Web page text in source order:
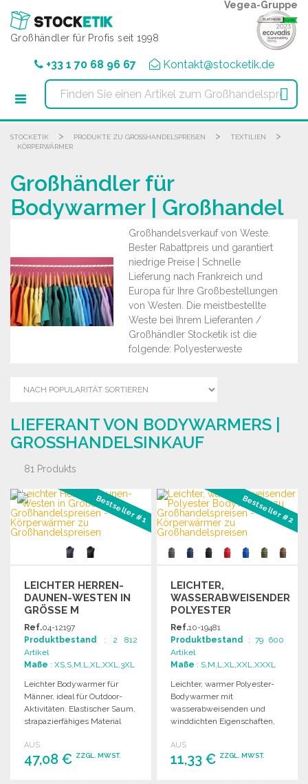
Großhändler für Profis seit 1998
Vegea-Gruppe
+33 1 70 68 96 67 Kontakt@stocketik.de

STOCKETIK > PRODUKTE ZU GROSSHANDELSPREISEN > TEXTILIEN >
KÖRPERWÄRMER
Großhändler für
Bodywarmer | Großhandel
Großhandelsverkauf von Weste.
Bester Rabattpreis und garantiert
niedrige Preise | Schnelle
Lieferung nach Frankreich und
Europa für Ihre Großbestellungen
von Westen. Die meistbestellte
Weste bei Ihrem Lieferanten /
Großhändler Stocketik ist die
folgende: Polyesterweste
LIEFERANT VON BODYWARMERS |
GROSSHANDELSINKAUF
81 Produkts
Bestseller #1
LEICHTER HERREN-
DAUNEN-WESTEN IN
GRÖSSE M
Ref.04-12197
Produktbestand : 2 812
Artikel
Maße : XS,S,M,L,XL,XXL,3XL
Leichter Bodywarmer für
Männer, ideal für Outdoor-
Aktivitäten. Elastischer Saum,
strapazierfähiges Material
Wärmeisolierung.
AUS
47,08 € ZZGL. MWST.
Bestseller #2
LEICHTER,
WASSERABWEISENDER
POLYESTER
BODYWARMER
Ref.10-19481
Produktbestand : 79 600
Artikel
Maße : S,M,L,XL,XXL,XXXL
Leichter, warmer Polyester-
Bodywarmer mit
wasserabweisenden und
winddichten Eigenschaften,
und mit praktischem
Transportetui.
AUS
11,33 € ZZGL. MWST.